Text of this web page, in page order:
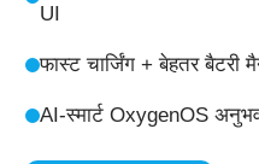
UI
फास्ट चार्जिंग + बेहतर बैटरी
AI-स्मार्ट OxygenOS